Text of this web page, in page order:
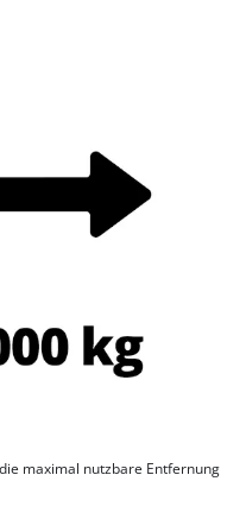
maximal nutzbare Entfernung